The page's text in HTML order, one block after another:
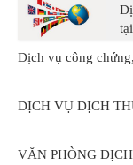
Dịch vụ công
DỊCH VỤ DỊCH
VĂN PHÒNG